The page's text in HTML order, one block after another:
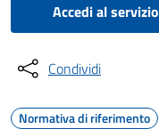
Accedi al servizio
Condividi
Normativa di riferimento